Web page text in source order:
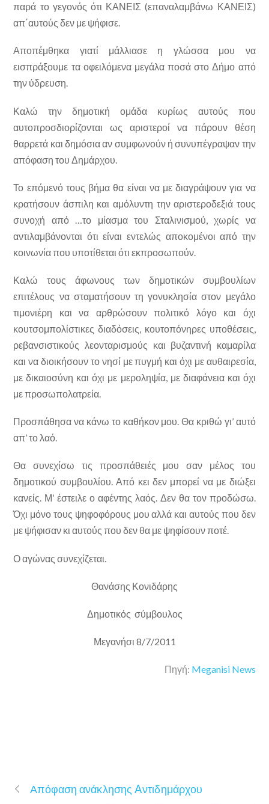
παρά το γεγονός ότι ΚΑΝΕΙΣ (επαναλαμβάνω ΚΑΝΕΙΣ)
απ΄αυτούς δεν με ψήφισε.
Αποπέμθηκα γιατί μάλλιασε η γλώσσα μου να
εισπράξουμε τα οφειλόμενα μεγάλα ποσά στο Δήμο από
την ύδρευση.
Καλώ την δημοτική ομάδα κυρίως αυτούς που
αυτοπροσδιορίζονται ως αριστεροί να πάρουν θέση
θαρρετά και δημόσια αν συμφωνούν ή συνυπέγραψαν την
απόφαση του Δημάρχου.
Το επόμενό τους βήμα θα είναι να με διαγράψουν για να
κρατήσουν άσπιλη και αμόλυντη την αριστεροδεξιά τους
συνοχή από …το μίασμα του Σταλινισμού, χωρίς να
αντιλαμβάνονται ότι είναι εντελώς αποκομένοι από την
κοινωνία που υποτίθεται ότι εκπροσωπούν.
Καλώ τους άφωνους των δημοτικών συμβουλίων
επιτέλους να σταματήσουν τη γονυκλησία στον μεγάλο
τιμονιέρη και να αρθρώσουν πολιτικό λόγο και όχι
κουτσομπολίστικες διαδόσεις, κουτοπόνηρες υποθέσεις,
ρεβανσιστικούς λεονταρισμούς και βυζαντινή καμαρίλα
και να διοικήσουν το νησί με πυγμή και όχι με αυθαιρεσία,
με δικαιοσύνη και όχι με μεροληψία, με διαφάνεια και όχι
με προσωπολατρεία.
Προσπάθησα να κάνω το καθήκον μου. Θα κριθώ γι’ αυτό
απ’ το λαό.
Θα συνεχίσω τις προσπάθειές μου σαν μέλος του
δημοτικού συμβουλίου. Από κει δεν μπορεί να με διώξει
κανείς. Μ’ έστειλε ο αφέντης λαός. Δεν θα τον προδώσω.
Όχι μόνο τους ψηφοφόρους μου αλλά και αυτούς που δεν
με ψήφισαν κι αυτούς που δεν θα με ψηφίσουν ποτέ.
Ο αγώνας συνεχίζεται.
Θανάσης Κονιδάρης
Δημοτικός σύμβουλος
Μεγανήσι 8/7/2011
Πηγή: Meganisi News
Απόφαση ανάκλησης Aντιδημάρχου